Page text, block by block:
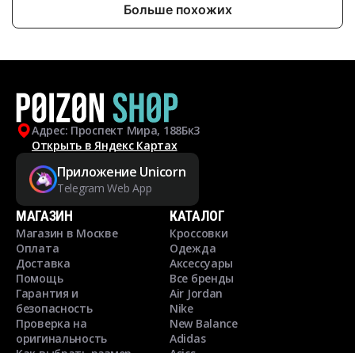
Больше похожих
Адрес: Проспект Мира, 188Бк3
Открыть в Яндекс Картах
Приложение Unicorn
Telegram Web App
МАГАЗИН
Магазин в Москве
Оплата
Доставка
Помощь
Гарантия и
безопасность
Проверка на
оригинальность
КАТАЛОГ
Кроссовки
Одежда
Аксессуары
Все бренды
Air Jordan
Nike
New Balance
Adidas